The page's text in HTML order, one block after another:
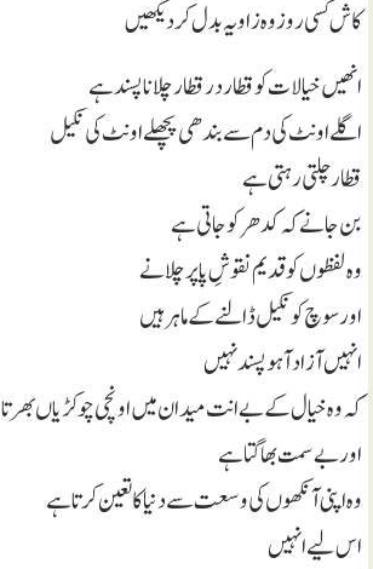
کاش کسی روز وہ زاویہ بدل کر دیکھیں
انھیں خیالات کو قطار در قطار چلانا پسند ہے
اگلے اونٹ کی دم سے بندھی پچھلے اونٹ کی نکیل
قطار چلتی رہتی ہے
بن جانے کہ کدھر کو جاتی ہے
وہ لفظوں کو قدیم نقوشِ پا پر چلانے
اور سوچ کو نکیل ڈالنے کے ماہر ہیں
انہیں آزاد آہو پسند نہیں
کہ وہ خیال کے بے انت میدان میں اونچی چوکڑیاں بھرتا
اور بے سمت بھاگتا ہے
وہ اپنی آنکھوں کی وسعت سے دنیا کا تعین کرتا ہے
اس لیے انہیں